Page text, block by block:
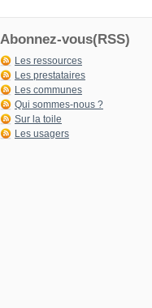
Abonnez-vous(RSS)
Les ressources
Les prestataires
Les communes
Qui sommes-nous ?
Sur la toile
Les usagers